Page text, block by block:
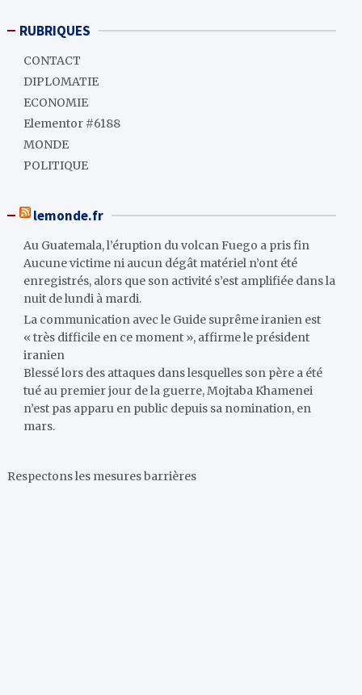
RUBRIQUES
CONTACT
DIPLOMATIE
ECONOMIE
Elementor #6188
MONDE
POLITIQUE
lemonde.fr
Au Guatemala, l’éruption du volcan Fuego a pris fin
Aucune victime ni aucun dégât matériel n’ont été
enregistrés, alors que son activité s’est amplifiée dans la
nuit de lundi à mardi.
La communication avec le Guide suprême iranien est
« très difficile en ce moment », affirme le président
iranien
Blessé lors des attaques dans lesquelles son père a été
tué au premier jour de la guerre, Mojtaba Khamenei
n’est pas apparu en public depuis sa nomination, en
mars.
Respectons les mesures barrières